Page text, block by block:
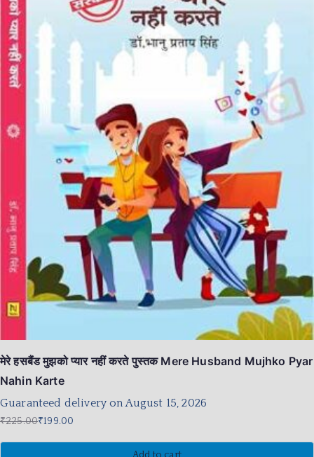
मेरे हसबैंड मुझको प्यार नहीं करते पुस्तक Mere Husband Mujhko Pyar
Nahin Karte
Guaranteed delivery on August 15, 2026
₹225.00₹199.00
Add to cart